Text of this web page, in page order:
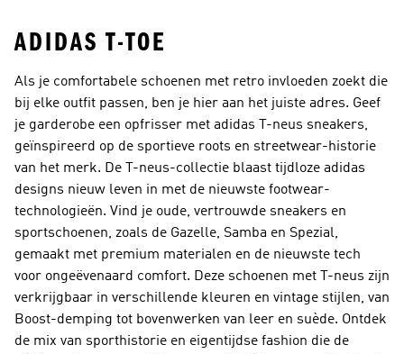
ADIDAS T-TOE
Als je comfortabele schoenen met retro invloeden zoekt die
bij elke outfit passen, ben je hier aan het juiste adres. Geef
je garderobe een opfrisser met adidas T-neus sneakers,
geïnspireerd op de sportieve roots en streetwear-historie
van het merk. De T-neus-collectie blaast tijdloze adidas
designs nieuw leven in met de nieuwste footwear-
technologieën. Vind je oude, vertrouwde sneakers en
sportschoenen, zoals de Gazelle, Samba en Spezial,
gemaakt met premium materialen en de nieuwste tech
voor ongeëvenaard comfort. Deze schoenen met T-neus zijn
verkrijgbaar in verschillende kleuren en vintage stijlen, van
Boost-demping tot bovenwerken van leer en suède. Ontdek
de mix van sporthistorie en eigentijdse fashion die de